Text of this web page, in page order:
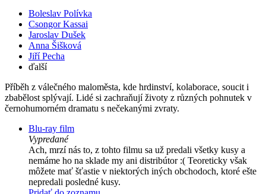
Boleslav Polívka
Csongor Kassai
Jaroslav Dušek
Anna Šišková
Jiří Pecha
ďalší
Příběh z válečného maloměsta, kde hrdinství, kolaborace, soucit i
zbabělost splývají. Lidé si zachraňují životy z různých pohnutek v
černohumorném dramatu s nečekanými zvraty.
Blu-ray film
Vypredané
Ach, mrzí nás to, z tohto filmu sa už predali všetky kusy a
nemáme ho na sklade my ani distribútor :( Teoreticky však
môžete mať šťastie v niektorých iných obchodoch, ktoré ešte
nepredali posledné kusy.